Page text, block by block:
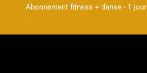
Abonnement fitness + danse - 1 jour
.